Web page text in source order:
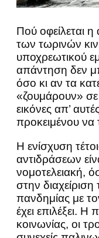
Πού οφείλεται
των τωρινών
υποχρεωτικού
απάντηση δεν
όσο κι αν τα
«ζουμάρουν» σε
εικόνες απ’
προκειμένου να
Η ενίσχυση
αντιδράσεων
νομοτελειακή,
στην
πανδημίας με
έχει επιλέξει.
κοινωνίας, οι